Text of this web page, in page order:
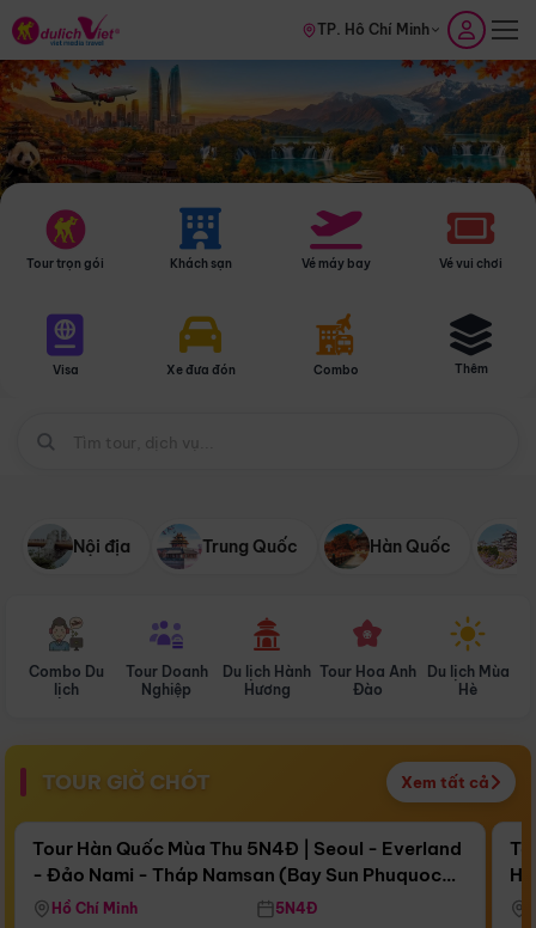
TP. Hồ Chí Minh
Tour trọn gói Khách sạn Vé máy bay Vé vui chơi
Visa Xe đưa đón Combo Thêm
Nội địa Trung Quốc Hàn Quốc
Combo Du
lịch
Tour Doanh
Nghiệp
Du lịch Hành
Hương
Tour Hoa Anh
Đào
Du lịch Mùa
Hè
TOUR GIỜ CHÓT Xem tất cả
Còn16 ngày 14:43:28
Bay Sun Phuquoc Airways
Điểm nổi bật
Tour Hàn Quốc Mùa Thu 5N4Đ | Seoul - Everland
- Đảo Nami - Tháp Namsan (Bay Sun Phuquoc
Airways)
Hồ Chí Minh 5N4Đ